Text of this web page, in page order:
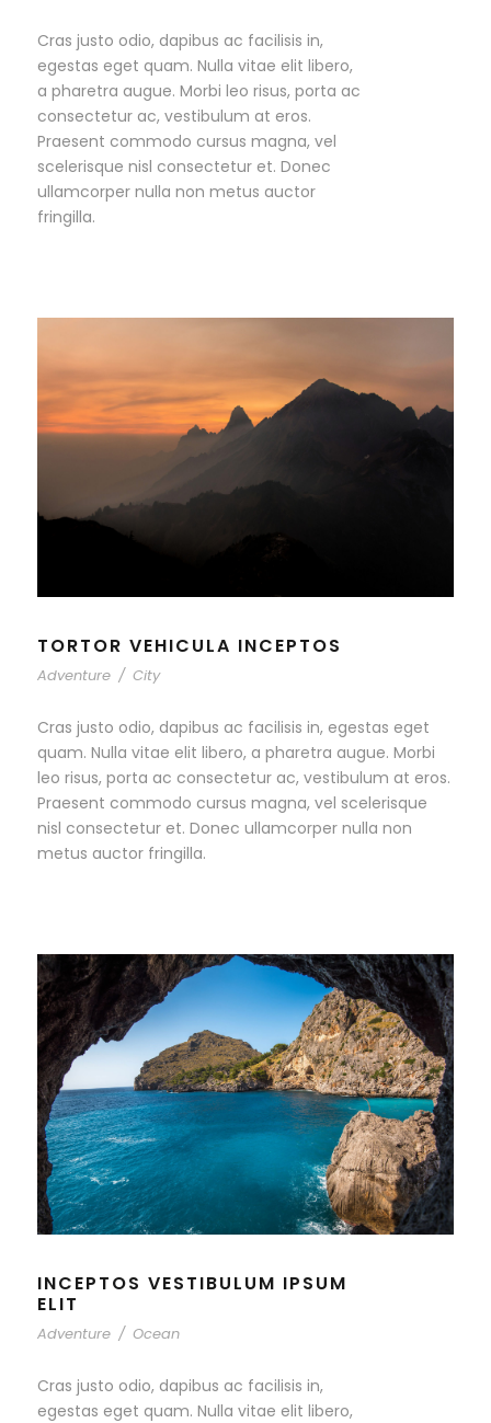
Cras justo odio, dapibus ac facilisis in,
egestas eget quam. Nulla vitae elit libero,
a pharetra augue. Morbi leo risus, porta ac
consectetur ac, vestibulum at eros.
Praesent commodo cursus magna, vel
scelerisque nisl consectetur et. Donec
ullamcorper nulla non metus auctor
fringilla.
TORTOR VEHICULA INCEPTOS
Adventure / City
Cras justo odio, dapibus ac facilisis in, egestas eget
quam. Nulla vitae elit libero, a pharetra augue. Morbi
leo risus, porta ac consectetur ac, vestibulum at eros.
Praesent commodo cursus magna, vel scelerisque
nisl consectetur et. Donec ullamcorper nulla non
metus auctor fringilla.
INCEPTOS VESTIBULUM IPSUM
ELIT
Adventure / Ocean
Cras justo odio, dapibus ac facilisis in,
egestas eget quam. Nulla vitae elit libero,